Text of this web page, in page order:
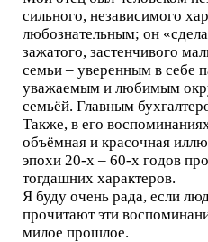
сильного, независимого
любознательным; он
зажатого, застенчивого
семьи – уверенным в себе
уважаемым и любимым
семьёй. Главным
Также, в его
объёмная и красочная
эпохи 20-х – 60-х годов
тогдашних характеров.
Я буду очень рада, если
прочитают эти
милое прошлое.